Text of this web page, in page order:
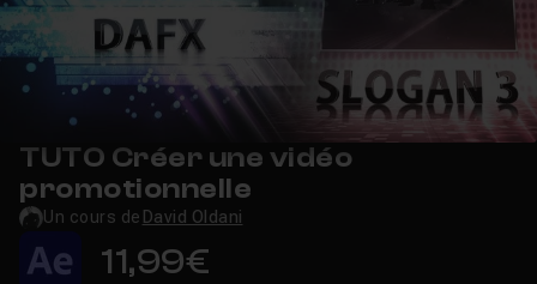
TUTO Créer une vidéo
promotionnelle
Un cours de David Oldani
11,99€